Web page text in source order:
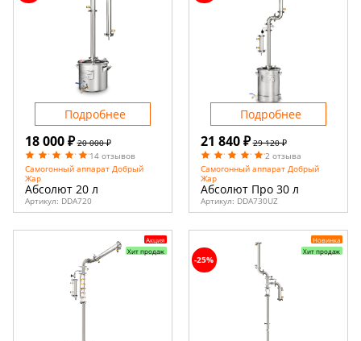
18 000 ₽ 20 000 ₽
14 отзывов
Самогонный аппарат Добрый
Жар
Абсолют 20 л
Артикул: DDA720
Подробнее
21 840 ₽ 29 120 ₽
2 отзыва
Самогонный аппарат Добрый
Жар
Абсолют Про 30 л
Артикул: DDA730UZ
Подробнее
Акция
Хит продаж
Новинка
Хит продаж
-25%